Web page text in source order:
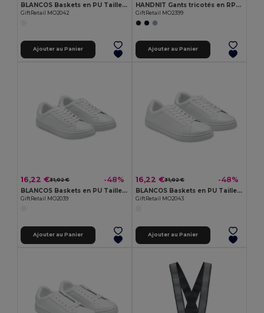
BLANCOS Baskets en PU Taille 42
GiftRetail MO2042
Ajouter au Panier
HANDNIT Gants tricotés en RPET
GiftRetail MO2399
Ajouter au Panier
16,22 €31,02 € -48%
BLANCOS Baskets en PU Taille 39
GiftRetail MO2039
Ajouter au Panier
16,22 €31,02 € -48%
BLANCOS Baskets en PU Taille 43
GiftRetail MO2043
Ajouter au Panier